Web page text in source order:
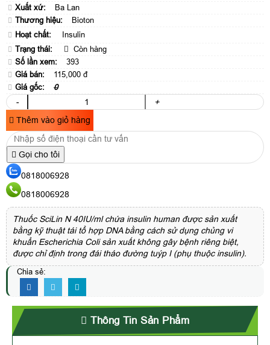
Xuất xứ:
Ba Lan
Thương hiệu:
Bioton
Hoạt chất:
Insulin
Trạng thái:
Còn hàng
Số lần xem:
393
Giá bán:
115,000 đ
Giá gốc:
0
-
+
Thêm vào giỏ hàng
Gọi cho tôi
0818006928
0818006928
Thuốc SciLin N 40IU/ml chứa insulin human được sản xuất
bằng kỹ thuật tái tổ hợp DNA bằng cách sử dụng chủng vi
khuẩn Escherichia Coli sản xuất không gây bệnh riêng biệt,
được chỉ định trong đái tháo đường tuýp I (phụ thuộc insulin).
Chia sẻ:
Thông Tin Sản Phẩm